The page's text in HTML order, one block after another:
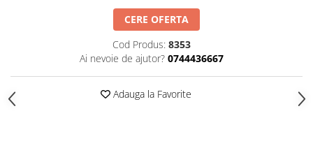
CERE OFERTA
Cod Produs: 8353
Ai nevoie de ajutor? 0744436667
Adauga la Favorite